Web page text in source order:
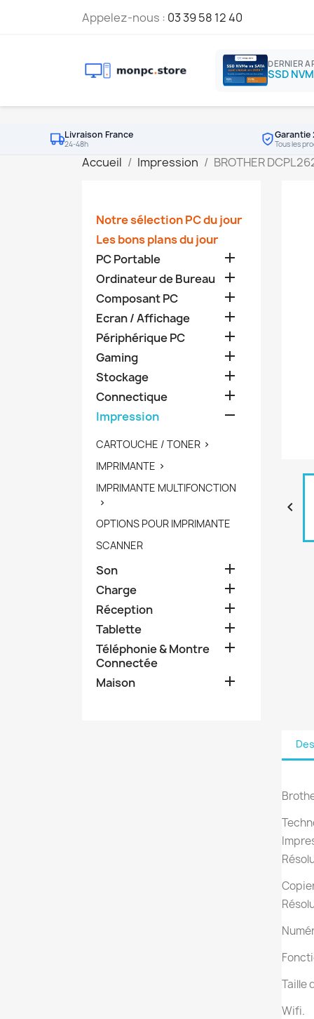
Appelez-nous : 03 39 58 12 40
DERNIER
Livraison France
24-48h
Garantie
Tous les
Accueil Impression BROTHER
Notre sélection PC du jour
Les bons plans du jour
PC Portable

Ordinateur de Bureau 
Composant PC 
Ecran / Affichage 
Périphérique PC 
Gaming 
Stockage 
Connectique 
Impression 
CARTOUCHE / TONER 
IMPRIMANTE 
IMPRIMANTE MULTIFONCTION

OPTIONS POUR IMPRIMANTE
SCANNER
Son 
Charge 
Réception 
Tablette 
Téléphonie & Montre
Connectée

Maison 

Taille
Wifi.